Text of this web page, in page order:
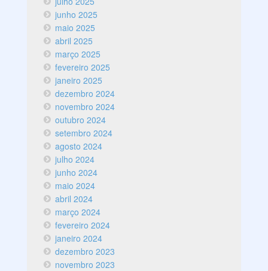
junho 2025
maio 2025
abril 2025
março 2025
fevereiro 2025
janeiro 2025
dezembro 2024
novembro 2024
outubro 2024
setembro 2024
agosto 2024
julho 2024
junho 2024
maio 2024
abril 2024
março 2024
fevereiro 2024
janeiro 2024
dezembro 2023
novembro 2023